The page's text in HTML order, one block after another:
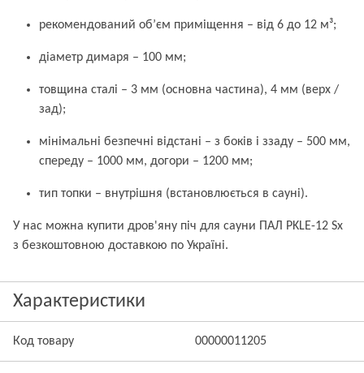
рекомендований об’єм приміщення – від 6 до 12 м³;
діаметр димаря – 100 мм;
товщина сталі – 3 мм (основна частина), 4 мм (верх /
зад);
мінімальні безпечні відстані – з боків і ззаду – 500 мм,
спереду – 1000 мм, догори – 1200 мм;
тип топки – внутрішня (встановлюється в сауні).
У нас можна купити дров'яну піч для сауни ПАЛ PKLE-12 Sx
з безкоштовною доставкою по Україні.
Характеристики
Код товару 00000011205